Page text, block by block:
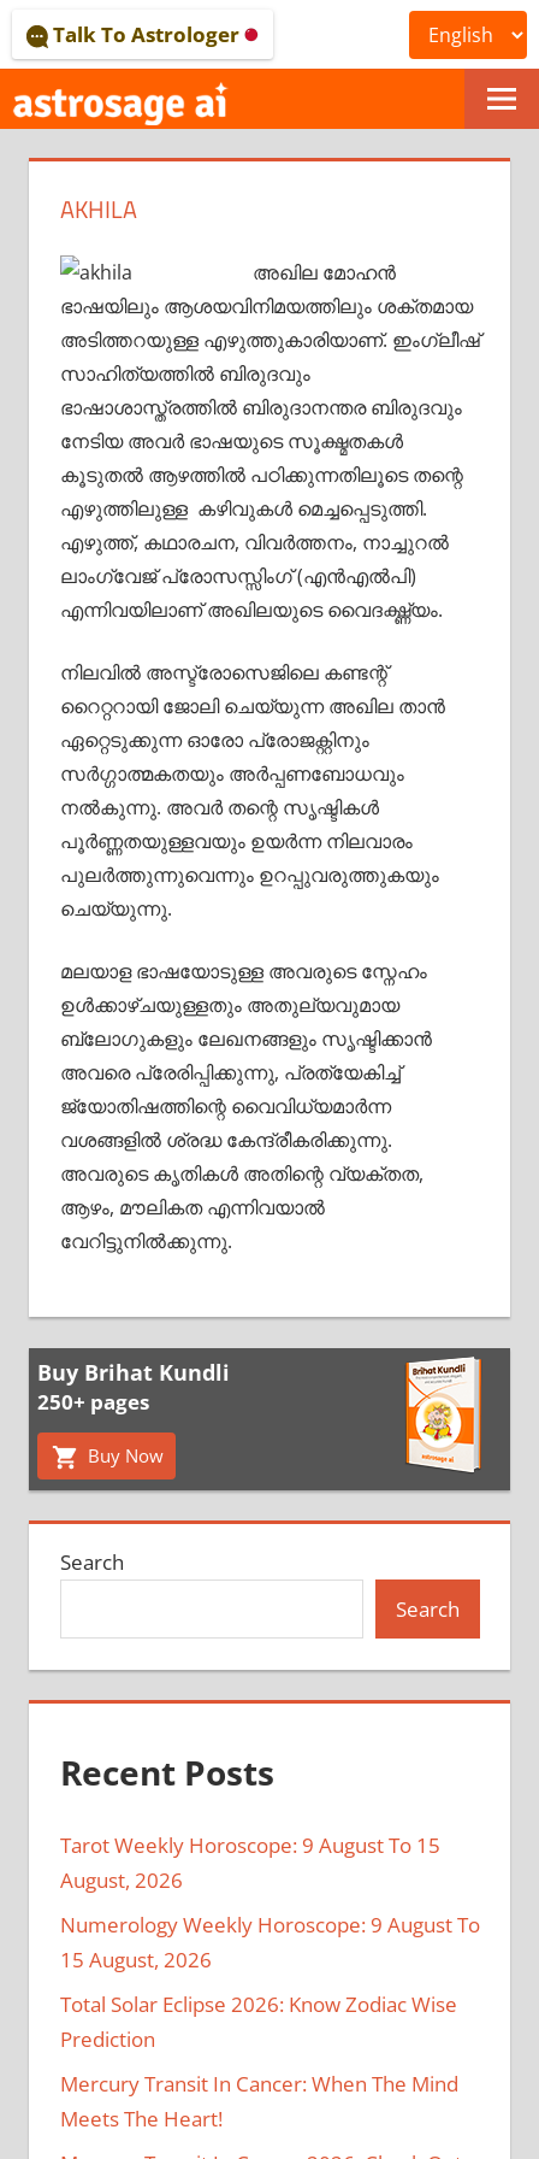
to
content
ONLINE
ASTROLOGICAL
–
ASTROSAGE
MAGAZINE
Talk To Astrologer
AKHILA
അഖില മോഹൻ
ഭാഷയിലും ആശയവിനിമയത്തിലും ശക്തമായ
അടിത്തറയുള്ള എഴുത്തുകാരിയാണ്. ഇംഗ്ലീഷ്
സാഹിത്യത്തിൽ ബിരുദവും
ഭാഷാശാസ്ത്രത്തിൽ ബിരുദാനന്തര ബിരുദവും
നേടിയ അവർ ഭാഷയുടെ സൂക്ഷ്മതകൾ
കൂടുതൽ ആഴത്തിൽ പഠിക്കുന്നതിലൂടെ തന്റെ
എഴുത്തിലുള്ള കഴിവുകൾ മെച്ചപ്പെടുത്തി.
എഴുത്ത്, കഥാരചന, വിവർത്തനം, നാച്ചുറൽ
ലാംഗ്വേജ് പ്രോസസ്സിംഗ് (എൻഎൽപി)
എന്നിവയിലാണ് അഖിലയുടെ വൈദഗ്ദ്ധ്യം.
നിലവിൽ അസ്ട്രോസെജിലെ കണ്ടന്റ്
റൈറ്ററായി ജോലി ചെയ്യുന്ന അഖില താൻ
ഏറ്റെടുക്കുന്ന ഓരോ പ്രോജക്റ്റിനും
സർഗ്ഗാത്മകതയും അർപ്പണബോധവും
നൽകുന്നു. അവർ തന്റെ സൃഷ്ടികൾ
പൂർണ്ണതയുള്ളവയും ഉയർന്ന നിലവാരം
പുലർത്തുന്നുവെന്നും ഉറപ്പുവരുത്തുകയും
ചെയ്യുന്നു.
മലയാള ഭാഷയോടുള്ള അവരുടെ സ്നേഹം
ഉൾക്കാഴ്ചയുള്ളതും അതുല്യവുമായ
ബ്ലോഗുകളും ലേഖനങ്ങളും സൃഷ്ടിക്കാൻ
അവരെ പ്രേരിപ്പിക്കുന്നു, പ്രത്യേകിച്ച്
ജ്യോതിഷത്തിന്റെ വൈവിധ്യമാർന്ന
വശങ്ങളിൽ ശ്രദ്ധ കേന്ദ്രീകരിക്കുന്നു.
അവരുടെ കൃതികൾ അതിന്റെ വ്യക്തത,
ആഴം, മൗലികത എന്നിവയാൽ
വേറിട്ടുനിൽക്കുന്നു.
Buy Brihat Kundli
250+ pages
Buy Now
Search
Search
Recent Posts
Tarot Weekly Horoscope: 9 August To 15
August, 2026
Numerology Weekly Horoscope: 9 August To
15 August, 2026
Total Solar Eclipse 2026: Know Zodiac Wise
Prediction
Mercury Transit In Cancer: When The Mind
Meets The Heart!